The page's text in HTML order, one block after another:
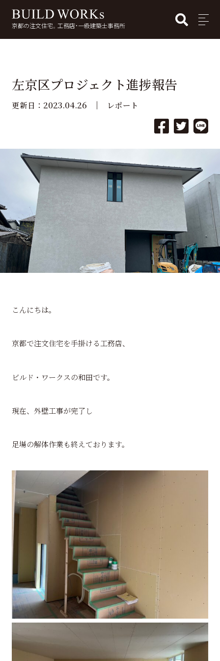
京都の注文住宅。工務店・一級建築士事務所 MENU
左京区プロジェクト進捗報告
更新日： 2023.04.26 レポート
こんにちは。
京都で注文住宅を手掛ける工務店、
ビルド・ワークスの和田です。
現在、外壁工事が完了し
足場の解体作業も終えております。